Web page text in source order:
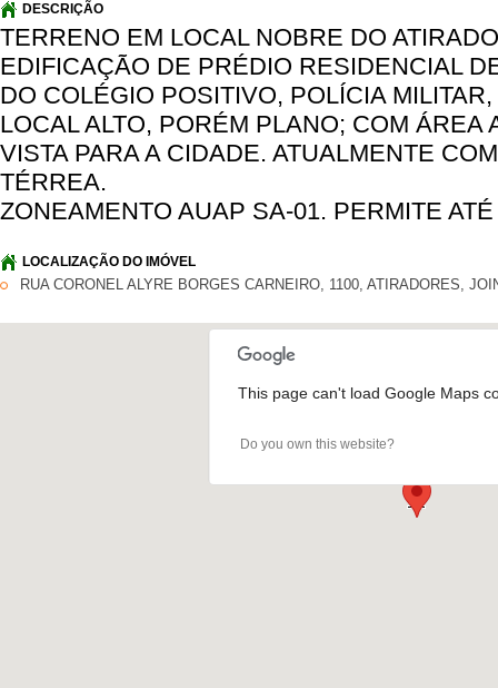
DESCRIÇÃO
TERRENO EM LOCAL NOBRE DO
EDIFICAÇÃO DE PRÉDIO RESIDENCIAL
DO COLÉGIO POSITIVO, POLÍCIA
LOCAL ALTO, PORÉM PLANO; COM ÁREA
VISTA PARA A CIDADE. ATUALMENTE
TÉRREA.
ZONEAMENTO AUAP SA-01. PERMITE
LOCALIZAÇÃO DO IMÓVEL
RUA CORONEL ALYRE BORGES CARNEIRO, 1100, ATIRADORES,
This page can't load Google Maps
Do you own this website?